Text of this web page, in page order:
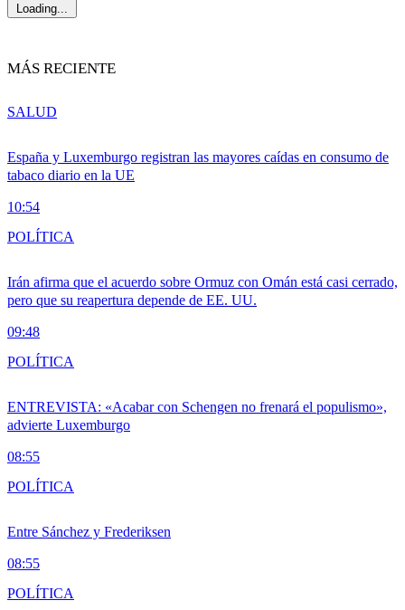
Loading...
MÁS RECIENTE
España y Luxemburgo registran las mayores caídas en consumo de
tabaco diario en la UE
10:54
SALUD
Irán afirma que el acuerdo sobre Ormuz con Omán está casi cerrado,
pero que su reapertura depende de EE. UU.
09:48
POLÍTICA
ENTREVISTA: «Acabar con Schengen no frenará el populismo»,
advierte Luxemburgo
08:55
POLÍTICA
Entre Sánchez y Frederiksen
08:55
POLÍTICA
POLÍTICA